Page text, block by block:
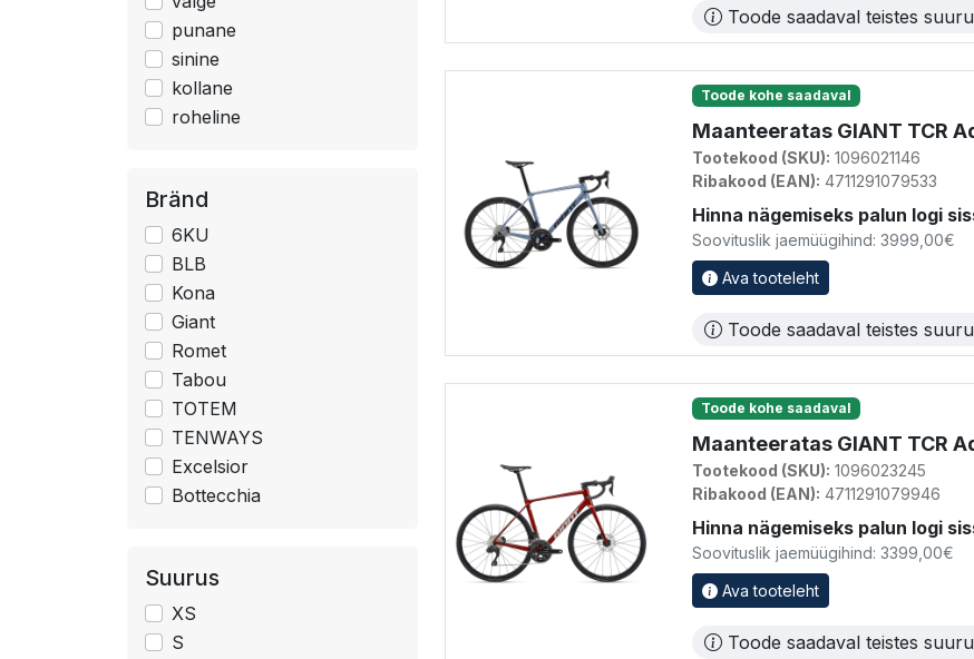
punane
sinine
kollane
roheline
Bränd
6KU
BLB
Kona
Giant
Romet
Tabou
TOTEM
TENWAYS
Excelsior
Bottecchia
Suurus
XS
S
Toode saadaval teistes
Toode kohe saadaval
Maanteeratas GIANT TCR
Tootekood (SKU): 1096021146
Ribakood (EAN): 4711291079533
Hinna nägemiseks palun logi
Soovituslik jaemüügihind: 3999,00€
Ava tooteleht
Toode saadaval teistes
Toode kohe saadaval
Maanteeratas GIANT TCR
Tootekood (SKU): 1096023245
Ribakood (EAN): 4711291079946
Hinna nägemiseks palun logi
Soovituslik jaemüügihind: 3399,00€
Ava tooteleht
Toode saadaval teistes